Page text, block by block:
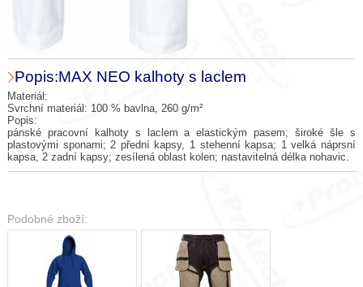
Popis:MAX NEO kalhoty s laclem
Materiál:
Svrchní materiál: 100 % bavlna, 260 g/m²
Popis:
pánské pracovní kalhoty s laclem a elastickým pasem; široké šle s
plastovými sponami; 2 přední kapsy, 1 stehenní kapsa; 1 velká náprsní
kapsa, 2 zadní kapsy; zesílená oblast kolen; nastavitelná délka nohavic.
Podobné zboží: